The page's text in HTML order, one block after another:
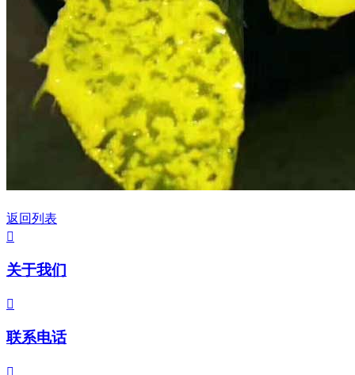
返回列表

关于我们

联系电话
